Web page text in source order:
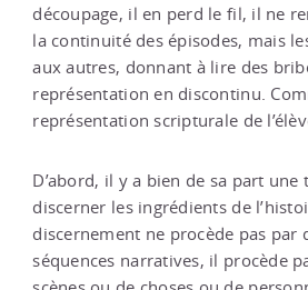
découpage, il en perd le fil, il ne
la continuité des épisodes, mais
aux autres, donnant à lire des
représentation en discontinu.
représentation scripturale de
D’abord, il y a bien de sa part une
discerner les ingrédients de
discernement ne procède pas par
séquences narratives, il procède